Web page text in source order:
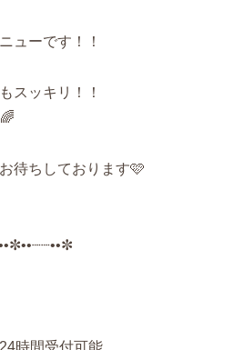
ューです！！
スッキリ！！
待ちしております🩷